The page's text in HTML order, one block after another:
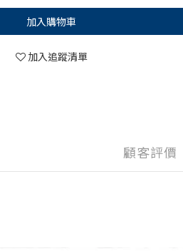
加入購物車
加入追蹤清單
顧客評價